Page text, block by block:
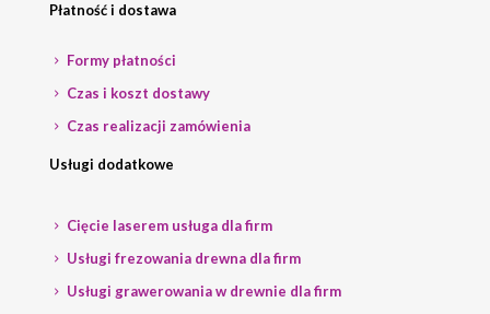
Płatność i dostawa
Formy płatności
Czas i koszt dostawy
Czas realizacji zamówienia
Usługi dodatkowe
Cięcie laserem usługa dla firm
Usługi frezowania drewna dla firm
Usługi grawerowania w drewnie dla firm